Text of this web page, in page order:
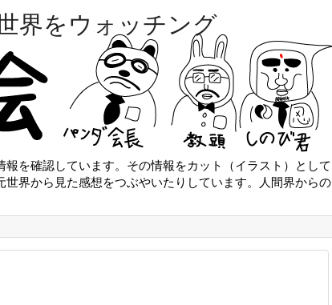
界をウォッチング
を確認しています。その情報をカット（イラスト）として
界から見た感想をつぶやいたりしています。人間界からの